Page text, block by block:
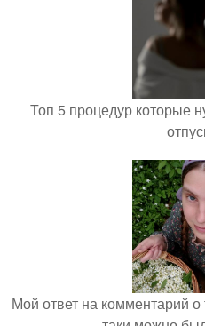
Топ 5 процедур которые
Мой ответ на комментарий